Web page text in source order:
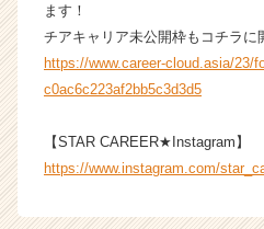
e
C
r
e
r）
ます！
チアキャリア未公開枠もコチラに
https://www.career-cloud.asia/23/
c0ac6c223af2bb5c3d3d5
【STAR CAREER★Instagram】
https://www.instagram.com/